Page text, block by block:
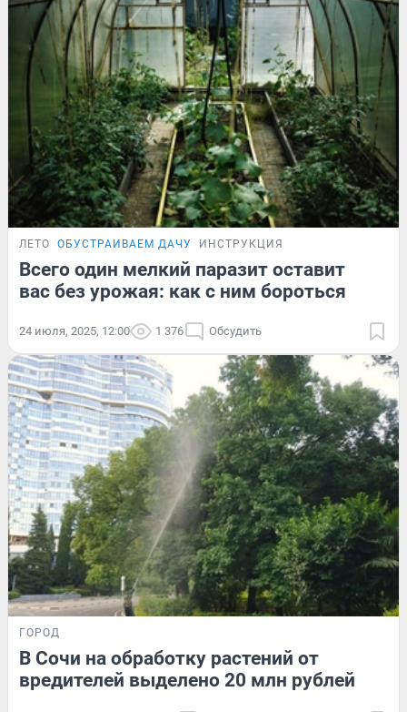
ЛЕТО ОБУСТРАИВАЕМ ДАЧУ ИНСТРУКЦИЯ
Всего один мелкий паразит оставит
вас без урожая: как с ним бороться
24 июля, 2025, 12:00 1 376 Обсудить
ГОРОД
В Сочи на обработку растений от
вредителей выделено 20 млн рублей